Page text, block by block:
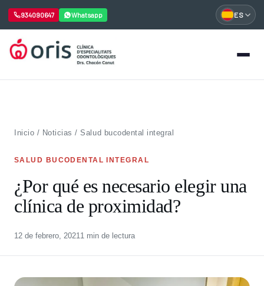
934090647 Whatsapp ES
Inicio / Noticias /Salud bucodental integral
SALUD BUCODENTAL INTEGRAL
¿Por qué es necesario elegir una
clínica de proximidad?
12 de febrero, 20211 min de lectura